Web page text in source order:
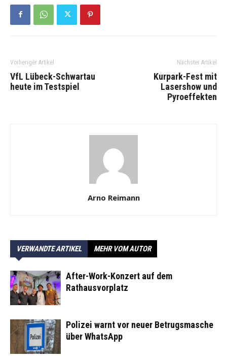
Vorheriger Artikel
VfL Lübeck-Schwartau
heute im Testspiel
Nächster Artikel
Kurpark-Fest mit
Lasershow und
Pyroeffekten
Arno Reimann
VERWANDTE ARTIKEL MEHR VOM AUTOR
After-Work-Konzert auf dem
Rathausvorplatz
Polizei warnt vor neuer Betrugsmasche
über WhatsApp